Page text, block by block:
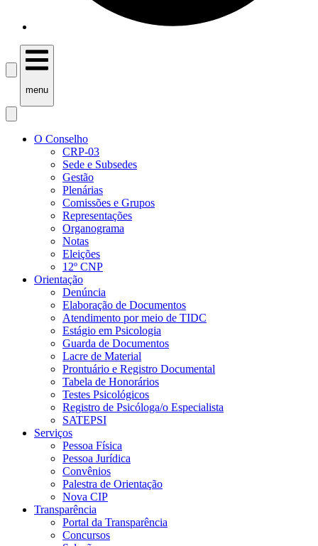
menu
O Conselho
CRP-03
Sede e Subsedes
Gestão
Plenárias
Comissões e Grupos
Representações
Organograma
Notas
Eleições
12º CNP
Orientação
Denúncia
Elaboração de Documentos
Atendimento por meio de TIDC
Estágio em Psicologia
Guarda de Documentos
Lacre de Material
Prontuário e Registro Documental
Tabela de Honorários
Testes Psicológicos
Registro de Psicóloga/o Especialista
SATEPSI
Serviços
Pessoa Física
Pessoa Jurídica
Convênios
Palestra de Orientação
Nova CIP
Transparência
Portal da Transparência
Concursos